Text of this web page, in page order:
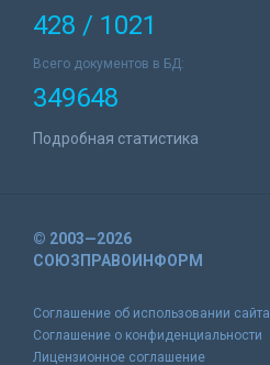
428 / 1021
Всего документов в БД:
349648
Подробная статистика
© 2003—2026
СОЮЗПРАВОИНФОРМ
Соглашение об использовании сайта
Соглашение о конфиденциальности
Лицензионное соглашение